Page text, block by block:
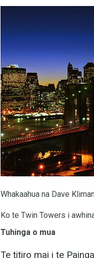
Whakaahua na Dave
Ko te Twin Towers i
Tuhinga o mua
Te titiro mai i te